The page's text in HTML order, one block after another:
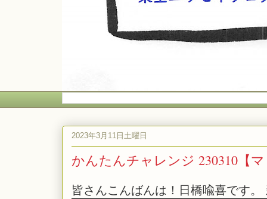
2023年3月11日土曜日
かんたんチャレンジ 230310【
皆さんこんばんは！日橋喩喜です